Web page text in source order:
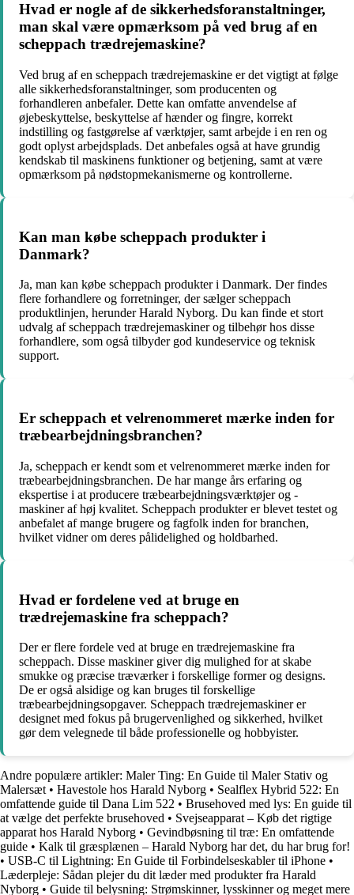
Hvad er nogle af de sikkerhedsforanstaltninger,
man skal være opmærksom på ved brug af en
scheppach trædrejemaskine?
Ved brug af en scheppach trædrejemaskine er det vigtigt at følge
alle sikkerhedsforanstaltninger, som producenten og
forhandleren anbefaler. Dette kan omfatte anvendelse af
øjebeskyttelse, beskyttelse af hænder og fingre, korrekt
indstilling og fastgørelse af værktøjer, samt arbejde i en ren og
godt oplyst arbejdsplads. Det anbefales også at have grundig
kendskab til maskinens funktioner og betjening, samt at være
opmærksom på nødstopmekanismerne og kontrollerne.
Kan man købe scheppach produkter i
Danmark?
Ja, man kan købe scheppach produkter i Danmark. Der findes
flere forhandlere og forretninger, der sælger scheppach
produktlinjen, herunder Harald Nyborg. Du kan finde et stort
udvalg af scheppach trædrejemaskiner og tilbehør hos disse
forhandlere, som også tilbyder god kundeservice og teknisk
support.
Er scheppach et velrenommeret mærke inden for
træbearbejdningsbranchen?
Ja, scheppach er kendt som et velrenommeret mærke inden for
træbearbejdningsbranchen. De har mange års erfaring og
ekspertise i at producere træbearbejdningsværktøjer og -
maskiner af høj kvalitet. Scheppach produkter er blevet testet og
anbefalet af mange brugere og fagfolk inden for branchen,
hvilket vidner om deres pålidelighed og holdbarhed.
Hvad er fordelene ved at bruge en
trædrejemaskine fra scheppach?
Der er flere fordele ved at bruge en trædrejemaskine fra
scheppach. Disse maskiner giver dig mulighed for at skabe
smukke og præcise træværker i forskellige former og designs.
De er også alsidige og kan bruges til forskellige
træbearbejdningsopgaver. Scheppach trædrejemaskiner er
designet med fokus på brugervenlighed og sikkerhed, hvilket
gør dem velegnede til både professionelle og hobbyister.
Andre populære artikler: Maler Ting: En Guide til Maler Stativ og
Malersæt • Havestole hos Harald Nyborg • Sealflex Hybrid 522: En
omfattende guide til Dana Lim 522 • Brusehoved med lys: En guide til
at vælge det perfekte brusehoved • Svejseapparat – Køb det rigtige
apparat hos Harald Nyborg • Gevindbøsning til træ: En omfattende
guide • Kalk til græsplænen – Harald Nyborg har det, du har brug for!
• USB-C til Lightning: En Guide til Forbindelseskabler til iPhone •
Læderpleje: Sådan plejer du dit læder med produkter fra Harald
Nyborg • Guide til belysning: Strømskinner, lysskinner og meget mere